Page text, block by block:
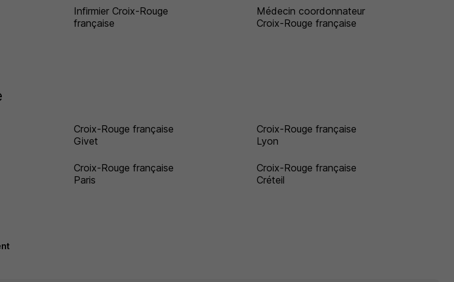
Infirmier Croix-Rouge
française
Médecin coordonnateur
Croix-Rouge française
Croix-Rouge française
Givet
Croix-Rouge française
Lyon
Croix-Rouge française
Paris
Croix-Rouge française
Créteil